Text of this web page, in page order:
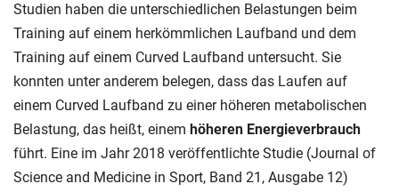
Studien haben die unterschiedlichen Belastungen beim
Training auf einem herkömmlichen Laufband und dem
Training auf einem Curved Laufband untersucht. Sie
konnten unter anderem belegen, dass das Laufen auf
einem Curved Laufband zu einer höheren metabolischen
Belastung, das heißt, einem höheren Energieverbrauch
führt. Eine im Jahr 2018 veröffentlichte Studie (Journal of
Science and Medicine in Sport, Band 21, Ausgabe 12)